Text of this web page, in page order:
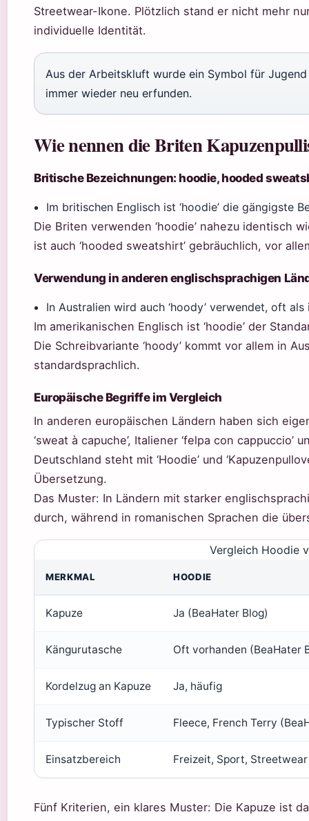
Streetwear-Ikone. Plötzlich stand er nicht mehr
individuelle Identität.
Aus der Arbeitskluft wurde ein Symbol für
immer wieder neu erfunden.
Wie nennen die Briten
Britische Bezeichnungen: hoodie, hooded
Im britischen Englisch ist ‘hoodie’ die gängigste
Die Briten verwenden ‘hoodie’ nahezu identisch
ist auch ‘hooded sweatshirt’ gebräuchlich, vor
Verwendung in anderen englischsprachigen
In Australien wird auch ‘hoody’ verwendet, oft
Im amerikanischen Englisch ist ‘hoodie’ der
Die Schreibvariante ‘hoody’ kommt vor allem in
standardsprachlich.
Europäische Begriffe im Vergleich
In anderen europäischen Ländern haben sich
‘sweat à capuche’, Italiener ‘felpa con cappuccio’
Deutschland steht mit ‘Hoodie’ und
Übersetzung.
Das Muster: In Ländern mit starker
durch, während in romanischen Sprachen die
Vergleich Hoodie
MERKMAL HOODIE
Kapuze Ja (BeaHater Blog)
Kängurutasche Oft vorhanden (BeaHater
Kordelzug an Kapuze Ja, häufig
Typischer Stoff Fleece, French Terry
Einsatzbereich Freizeit, Sport, Streetwear
Fünf Kriterien, ein klares Muster: Die Kapuze ist